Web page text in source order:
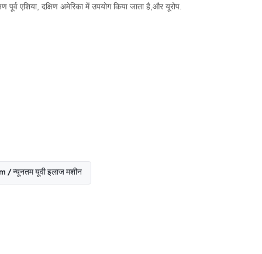
एशिया, दक्षिण अमेरिका में उपयोग किया जाता है,और यूरोप.
इलाज मशीन